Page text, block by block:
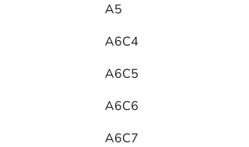
A5
A6C4
A6C5
A6C6
A6C7